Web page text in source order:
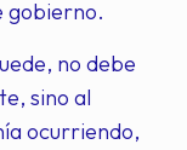
gobierno.
no debe
sino al
ocurriendo,